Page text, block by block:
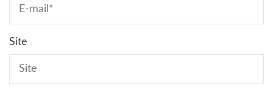
Site